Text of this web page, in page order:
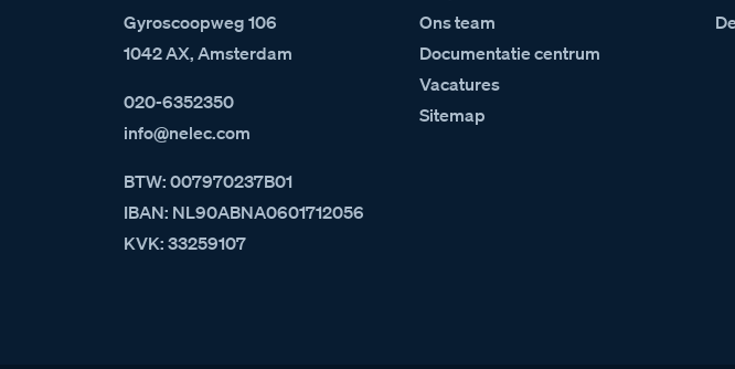
Gyroscoopweg 106
1042 AX, Amsterdam
020-6352350
info@nelec.com
BTW: 007970237B01
IBAN: NL90ABNA0601712056
KVK: 33259107
Ons team
Documentatie centrum
Vacatures
Sitemap